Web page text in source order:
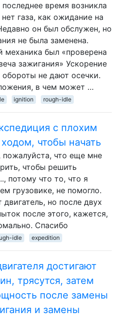
время возникла
газа, как ожидание на
он был обслужен, но
не была заменена.
механика был «проверена
зажигания» Ускорение
не дают осечки.
в чем может …
ignition rough-idle
с плохим
чтобы начать
пожалуйста, что еще мне
чтобы решить
потому что то, что я
грузовике, не помогло.
двигатель, но после двух
после этого, кажется,
Спасибо
idle expedition
достигают
трясутся, затем
после замены
и замены